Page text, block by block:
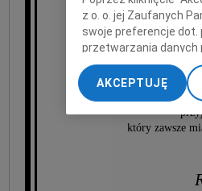
naszego kolegi z
który zawsze
z o. o. jej Zaufanych
swoje preferencje dot.
przetwarzania danych
„Ustawienia
My, nasi Zaufani
dokładnych danych
Przechowywanie
AKCEPTUJĘ